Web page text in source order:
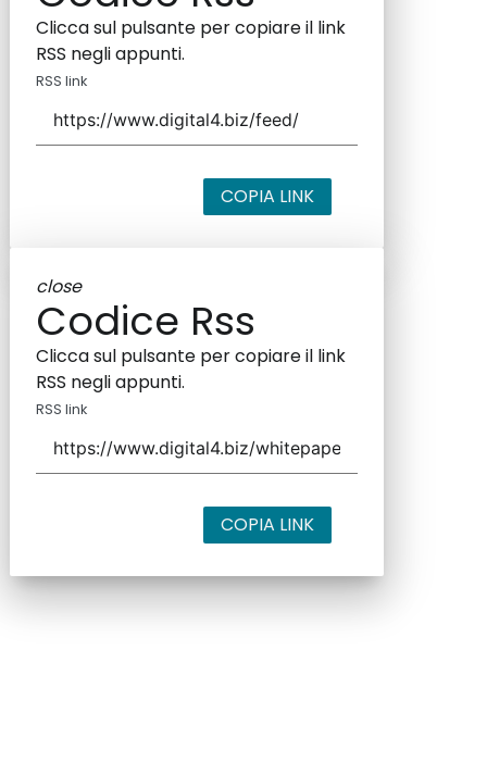
Clicca sul pulsante per copiare il link
RSS negli appunti.
RSS link
COPIA LINK
close
Codice Rss
Clicca sul pulsante per copiare il link
RSS negli appunti.
RSS link
COPIA LINK